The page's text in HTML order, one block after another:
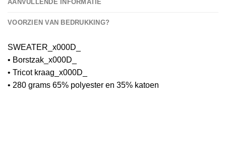
AANVULLENDE INFORMATIE
VOORZIEN VAN BEDRUKKING?
SWEATER_x000D_
• Borstzak_x000D_
• Tricot kraag_x000D_
• 280 grams 65% polyester en 35% katoen